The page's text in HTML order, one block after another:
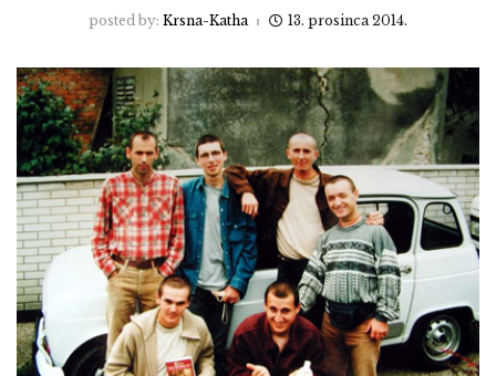
posted by: Krsna-Katha 13. prosinca 2014.